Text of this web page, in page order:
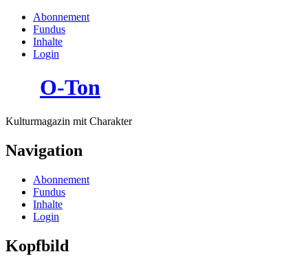
Abonnement
Fundus
Inhalte
Login
O-Ton
Kulturmagazin mit Charakter
Navigation
Abonnement
Fundus
Inhalte
Login
Kopfbild